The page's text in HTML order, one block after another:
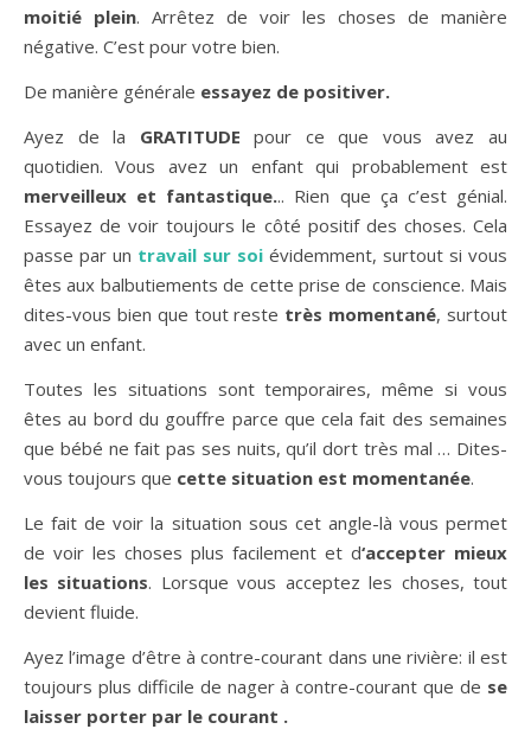
moitié plein. Arrêtez de voir les choses de manière
négative. C’est pour votre bien.
De manière générale essayez de positiver.
Ayez de la GRATITUDE pour ce que vous avez au
quotidien. Vous avez un enfant qui probablement est
merveilleux et fantastique... Rien que ça c’est génial.
Essayez de voir toujours le côté positif des choses. Cela
passe par un travail sur soi évidemment, surtout si vous
êtes aux balbutiements de cette prise de conscience. Mais
dites-vous bien que tout reste très momentané, surtout
avec un enfant.
Toutes les situations sont temporaires, même si vous
êtes au bord du gouffre parce que cela fait des semaines
que bébé ne fait pas ses nuits, qu’il dort très mal … Dites-
vous toujours que cette situation est momentanée.
Le fait de voir la situation sous cet angle-là vous permet
de voir les choses plus facilement et d‘accepter mieux
les situations. Lorsque vous acceptez les choses, tout
devient fluide.
Ayez l’image d’être à contre-courant dans une rivière: il est
toujours plus difficile de nager à contre-courant que de se
laisser porter par le courant .